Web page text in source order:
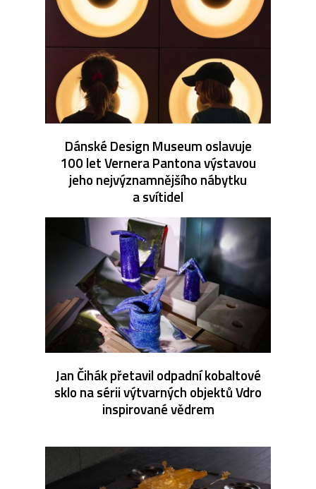
Dánské Design Museum oslavuje
100 let Vernera Pantona výstavou
jeho nejvýznamnějšího nábytku
a svítidel
Jan Čihák přetavil odpadní kobaltové
sklo na sérii výtvarných objektů Vdro
inspirované vědrem